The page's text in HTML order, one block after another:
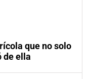
que no solo
de ella